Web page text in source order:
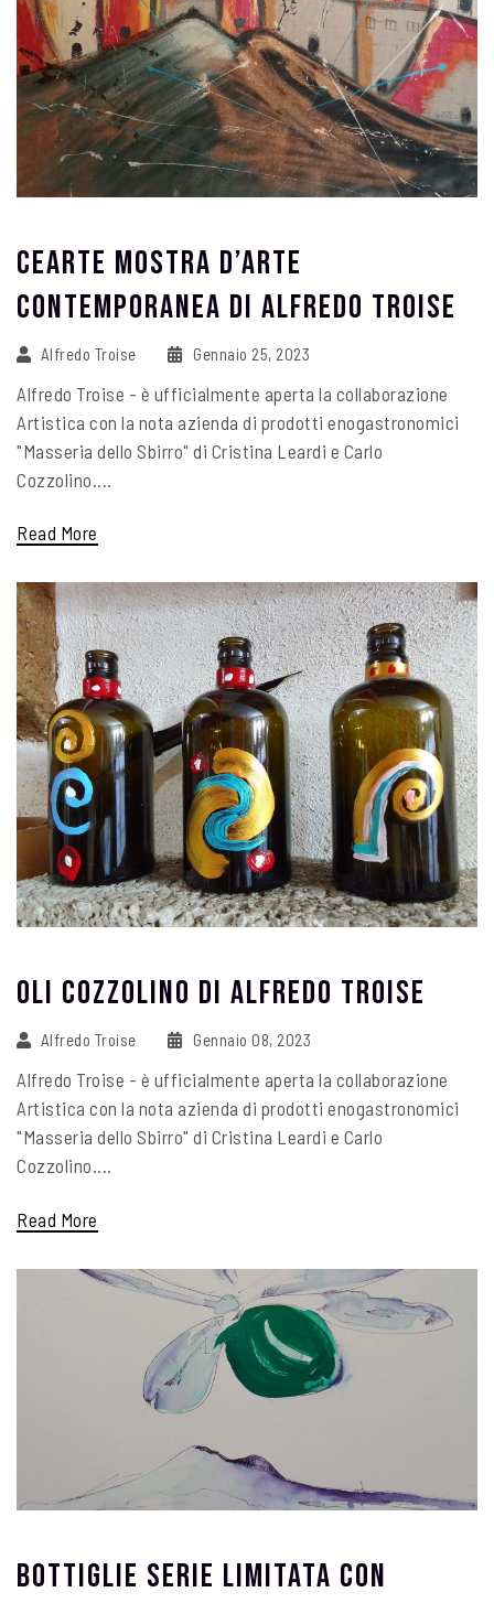
CEARTE Mostra D’Arte
Contemporanea Di ALFREDO TROISE
Alfredo Troise Gennaio 25, 2023
Alfredo Troise - è ufficialmente aperta la collaborazione
Artistica con la nota azienda di prodotti enogastronomici
"Masseria dello Sbirro" di Cristina Leardi e Carlo
Cozzolino....
Read More
Oli Cozzolino Di ALFREDO TROISE
Alfredo Troise Gennaio 08, 2023
Alfredo Troise - è ufficialmente aperta la collaborazione
Artistica con la nota azienda di prodotti enogastronomici
"Masseria dello Sbirro" di Cristina Leardi e Carlo
Cozzolino....
Read More
Bottiglie Serie Limitata Con